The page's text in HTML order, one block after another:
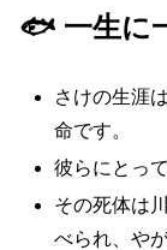
🐟 一生に
さけの生涯
命です。
彼らにとっ
その死体は
べられ、や